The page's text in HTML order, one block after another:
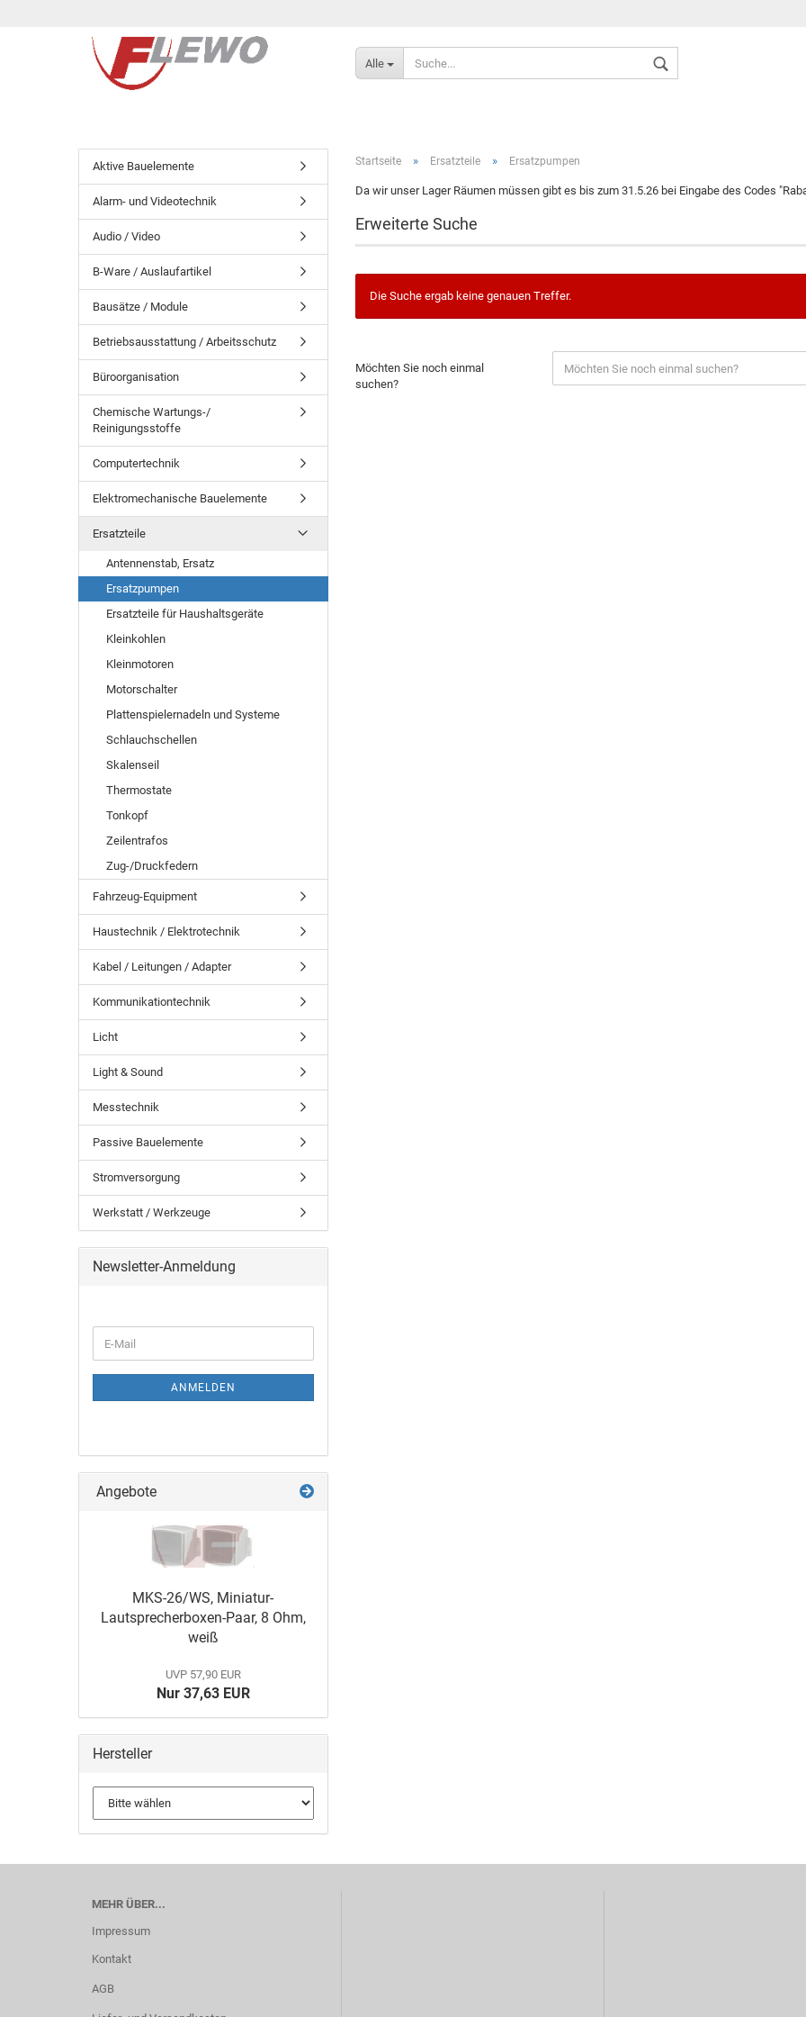
Alle
Startseite » Ersatzteile » Ersatzpumpen
Da wir unser Lager Räumen müssen gibt es bis zum 31.5.26 bei Eingabe des Codes
Erweiterte Suche
Die Suche ergab keine genauen Treffer.
Möchten Sie noch einmal
suchen?
Aktive Bauelemente
Alarm- und Videotechnik
Audio / Video
B-Ware / Auslaufartikel
Bausätze / Module
Betriebsausstattung / Arbeitsschutz
Büroorganisation
Chemische Wartungs-/
Reinigungsstoffe
Computertechnik
Elektromechanische Bauelemente
Ersatzteile
Antennenstab, Ersatz
Ersatzpumpen
Ersatzteile für Haushaltsgeräte
Kleinkohlen
Kleinmotoren
Motorschalter
Plattenspielernadeln und Systeme
Schlauchschellen
Skalenseil
Thermostate
Tonkopf
Zeilentrafos
Zug-/Druckfedern
Fahrzeug-Equipment
Haustechnik / Elektrotechnik
Kabel / Leitungen / Adapter
Kommunikationtechnik
Licht
Light & Sound
Messtechnik
Passive Bauelemente
Stromversorgung
Werkstatt / Werkzeuge
Newsletter-Anmeldung
ANMELDEN
Angebote
MKS-26/WS, Miniatur-
Lautsprecherboxen-Paar, 8 Ohm,
weiß
UVP 57,90 EUR
Nur 37,63 EUR
Hersteller
MEHR ÜBER...
Impressum
Kontakt
AGB